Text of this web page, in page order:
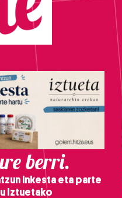
berri.
inkesta eta parte
Iztuetako